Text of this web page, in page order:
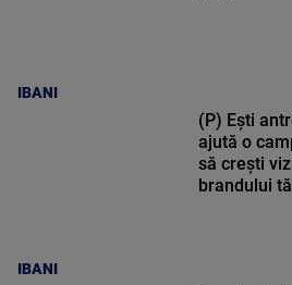
IBANI
IBANI
(P) Ești
ajută o
să crești
brandului